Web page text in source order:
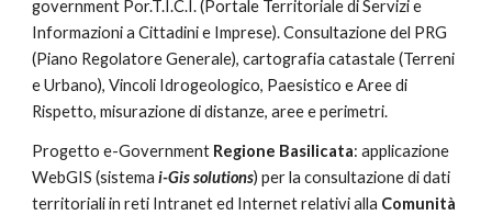
government Por.T.I.C.I. (Portale Territoriale di Servizi e
Informazioni a Cittadini e Imprese). Consultazione del PRG
(Piano Regolatore Generale), cartografia catastale (Terreni
e Urbano), Vincoli Idrogeologico, Paesistico e Aree di
Rispetto, misurazione di distanze, aree e perimetri.
Progetto e-Government Regione Basilicata: applicazione
WebGIS (sistema i-Gis solutions) per la consultazione di dati
territoriali in reti Intranet ed Internet relativi alla Comunità